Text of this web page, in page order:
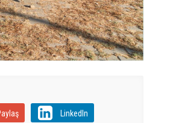
LinkedIn